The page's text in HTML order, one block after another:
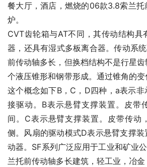
餐大厅，酒店，燃烧的06款3.8索兰托
炉。
CVT齿轮箱与AT不同，其传动结构具
器，还具有湿式多板离合器。传动系
前传动轴多长，但换档结构不是行星
个液压锥形和钢带形成。通过锥角的变
这个概念如下B，C，D四种，a表示
接驱动。B表示悬臂支撑装置。皮带
间。C表示悬臂支撑装置。皮带传动
侧。风扇的驱动模式D表示悬臂支撑
动器。SF系列广泛应用于工业和矿业
兰托前传动轴多长建筑，轻工业，冶